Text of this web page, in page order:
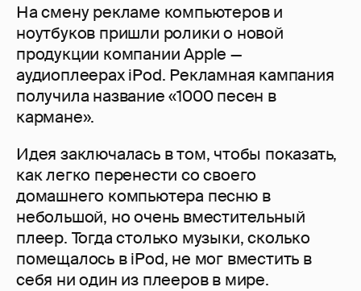
На смену рекламе компьютеров и
ноутбуков пришли ролики о новой
продукции компании Apple —
аудиоплеерах iPod. Рекламная кампания
получила название «1000 песен в
кармане».
Идея заключалась в том, чтобы показать,
как легко перенести со своего
домашнего компьютера песню в
небольшой, но очень вместительный
плеер. Тогда столько музыки, сколько
помещалось в iPod, не мог вместить в
себя ни один из плееров в мире.